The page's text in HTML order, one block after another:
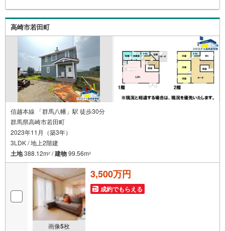
高崎市若田町
信越本線 「群馬八幡」駅 徒歩30分
群馬県高崎市若田町
2023年11月（築3年）
3LDK / 地上2階建
土地388.12m2 /建物99.56m2
画像5枚
3,500万円
成約でもらえる